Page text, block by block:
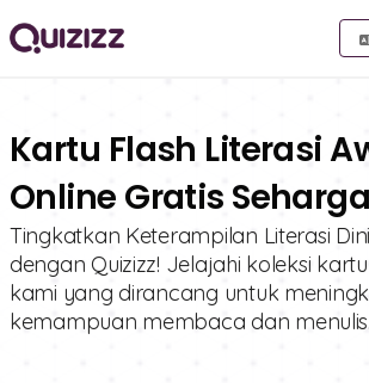
Kartu Flash Literasi
Online Gratis
Tingkatkan Keterampilan Literasi
dengan Quizizz! Jelajahi koleksi
kami yang dirancang untuk
kemampuan membaca dan menulis.